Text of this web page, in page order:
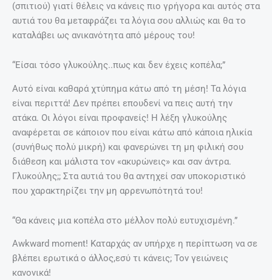
(σπιτιού) γιατί θέλεις να κάνεις πιο γρήγορα και αυτός στα
αυτιά του θα μεταφράζει τα λόγια σου αλλιώς και θα το
καταλάβει ως ανικανότητα από μέρους του!
“Είσαι τόσο γλυκούλης..πως και δεν έχεις κοπέλα;”
Αυτό είναι καθαρά χτύπημα κάτω από τη μέση! Τα λόγια
είναι περιττά! Δεν πρέπει επουδενί να πεις αυτή την
ατάκα. Οι λόγοι είναι προφανείς! Η λέξη γλυκούλης
αναφέρεται σε κάποιον που είναι κάτω από κάποια ηλικία
(συνήθως πολύ μικρή) και φανερώνει τη μη φιλική σου
διάθεση και μάλιστα τον «ακυρώνεις» και σαν άντρα.
Γλυκούλης;; Στα αυτιά του θα αντηχεί σαν υποκοριστικό
που χαρακτηρίζει την μη αρρενωπότητά του!
“Θα κάνεις μια κοπέλα στο μέλλον πολύ ευτυχισμένη.”
Awkward moment! Καταρχάς αν υπήρχε η περίπτωση να σε
βλέπει ερωτικά ο άλλος,εσύ τι κάνεις; Τον γειώνεις
κανονικά!